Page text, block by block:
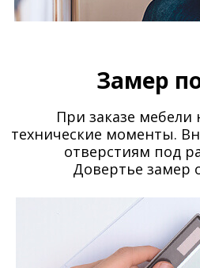
При заказе
технические моменты.
отверстиям под
Довертье замер
Замер